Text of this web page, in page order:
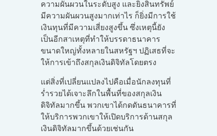
ความผันผวนในระดับสูง และยิ่งสินทรัพย์
มีความผันผวนสูงมากเท่าไร ก็ยิ่งมีการใช้
เงินทุนที่มีความเสี่ยงสูงขึ้น ซึ่งเหตุนี้ยัง
เป็นอีกสาเหตุที่ทำให้บรรดาธนาคาร
ขนาดใหญ่ทั้งหลายในสหรัฐฯ ปฏิเสธที่จะ
ให้การเข้าถึงสกุลเงินดิจิทัลโดยตรง
แต่สิ่งที่เปลี่ยนแปลงไปคือเมื่อนักลงทุนที่
ร่ำรวยได้เจาะลึกในพื้นที่ของสกุลเงิน
ดิจิทัลมากขึ้น พวกเขาได้กดดันธนาคารที่
ให้บริการพวกเขาให้เปิดบริการด้านสกุล
เงินดิจิทัลมากขึ้นด้วยเช่นกัน